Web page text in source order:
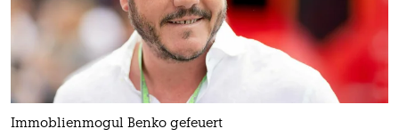
Immoblienmogul Benko gefeuert